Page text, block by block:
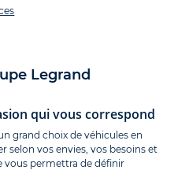
Legrand
qui vous correspond
grand choix de véhicules en
selon vos envies, vos besoins et
permettra de définir